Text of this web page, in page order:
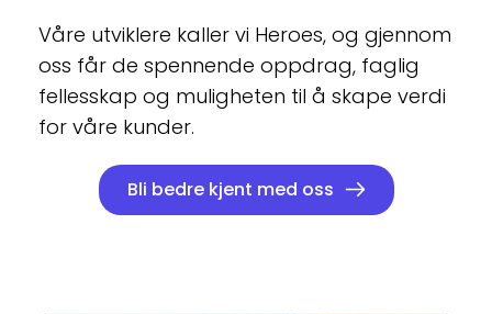
Våre utviklere kaller vi Heroes, og gjennom
oss får de spennende oppdrag, faglig
fellesskap og muligheten til å skape verdi
for våre kunder.
Bli bedre kjent med oss